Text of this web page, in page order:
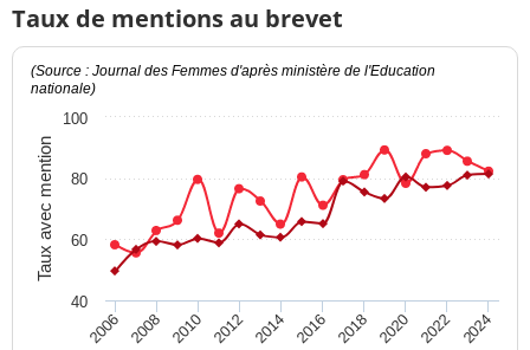
Taux de mentions au brevet
Taux avec mention
(Source : Journal des Femmes d'après ministère de l'Education
nationale)
2006 2008 2010 2012 2014 2016 2018 2020 2022 2024
40
60
80
100